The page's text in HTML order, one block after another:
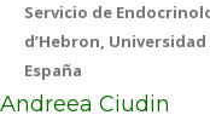
Servicio de
d’Hebron,
España
Andreea Ciudin